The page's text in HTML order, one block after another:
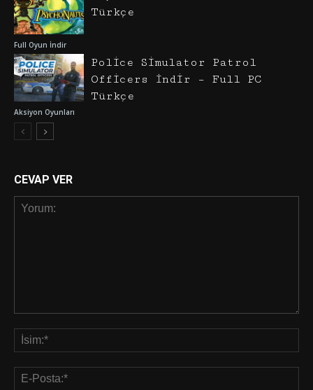
Full Oyun İndir
Türkçe
Aksiyon Oyunları
Police Simulator Patrol
Officers İndir – Full PC
Türkçe
CEVAP VER